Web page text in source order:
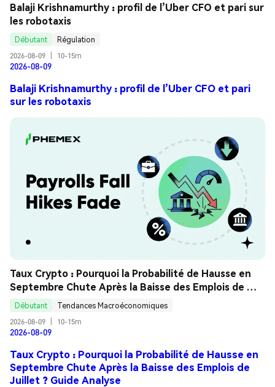
Balaji Krishnamurthy : profil de l’Uber CFO et pari sur
les robotaxis
Débutant
Régulation
2026-08-09
10-15m
2026-08-09
Balaji Krishnamurthy : profil de l’Uber CFO et pari
sur les robotaxis
Taux Crypto : Pourquoi la Probabilité de Hausse en
Septembre Chute Après la Baisse des Emplois de
Juillet ? Guide Analyse
Débutant
Tendances Macroéconomiques
2026-08-09
10-15m
2026-08-09
Taux Crypto : Pourquoi la Probabilité de Hausse en
Septembre Chute Après la Baisse des Emplois de
Juillet ? Guide Analyse